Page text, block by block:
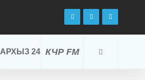
КЧР FM
АРХЫЗ 24